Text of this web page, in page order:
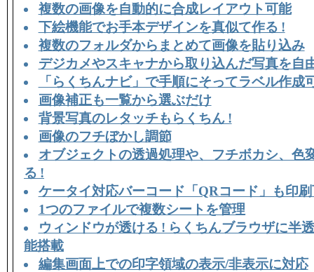
複数の画像を自動的に合成レイアウト可能
下絵機能でお手本デザインを真似て作る !
複数のフォルダからまとめて画像を貼り込み
デジカメやスキャナから取り込んだ写真を自
「らくちんナビ」で手順にそってラベル作成
画像補正も一覧から選ぶだけ
背景写真のレタッチもらくちん !
画像のフチぼかし調節
オブジェクトの透過処理や、フチボカシ、色
る !
ケータイ対応バーコード「QRコード」も印
1つのファイルで複数シートを管理
ウィンドウが透ける ! らくちんブラウザに半
能搭載
編集画面上での印字領域の表示/非表示に対応